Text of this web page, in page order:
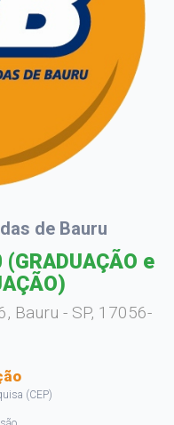
de Bauru
(GRADUAÇÃO e
Bauru - SP, 17056-
(CEP)